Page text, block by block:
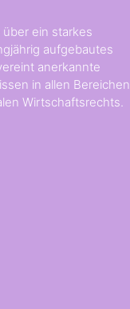
ein starkes
aufgebautes
anerkannte
in allen Bereichen
Wirtschaftsrechts.